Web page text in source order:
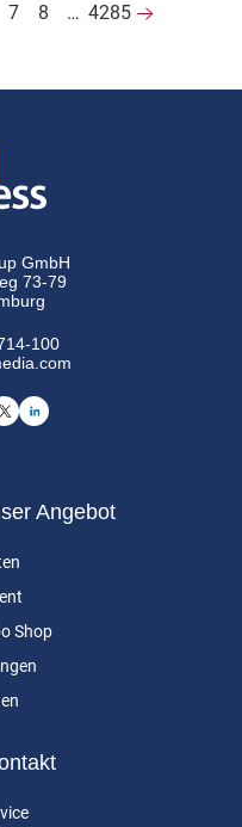
7 8 … 4285
GmbH
73-79
100
Angebot
Shop